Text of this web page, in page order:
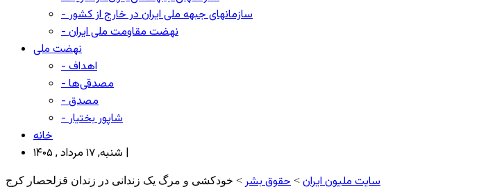
- سازمانهای جبهه ملی ایران در خارج از کشور
- نهضت مقاومت ملی ایران
نهضت ملی
- اهداف
- مصدقی‌ها
- مصدق
- شاپور بختیار
خانه
شنبه, ۱۷ مرداد , ۱۴۰۵ |
سایت ملیون ایران > حقوق بشر > خودکشی و مرگ یک زندانی در زندان قزلحصار کرج